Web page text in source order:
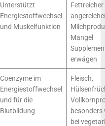
Unterstützt
Energiestoffwechsel
und Muskelfunktion
Fettreicher
Mangel
erwägen
Coenzyme im
Energiestoffwechsel
und für die
Blutbildung
Fleisch,
bei